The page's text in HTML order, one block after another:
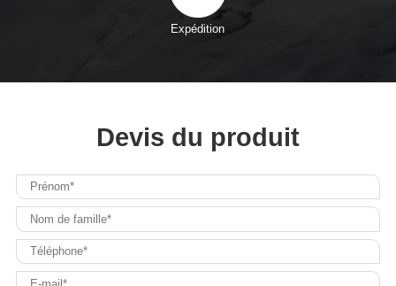
Expédition
Devis du produit